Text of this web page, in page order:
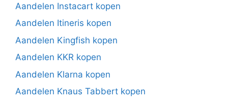
Aandelen Instacart kopen
Aandelen Itineris kopen
Aandelen Kingfish kopen
Aandelen KKR kopen
Aandelen Klarna kopen
Aandelen Knaus Tabbert kopen